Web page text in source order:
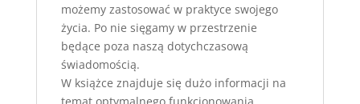
możemy zastosować w praktyce swojego
życia. Po nie sięgamy w przestrzenie
będące poza naszą dotychczasową
świadomością.
W książce znajduje się dużo informacji na